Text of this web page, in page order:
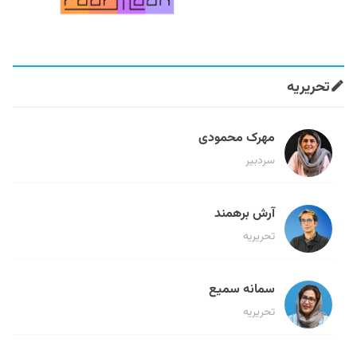
تحریریه
مهرک محمودی
سردبیر
آرش برهمند
تحریریه
سمانه سمیع
تحریریه